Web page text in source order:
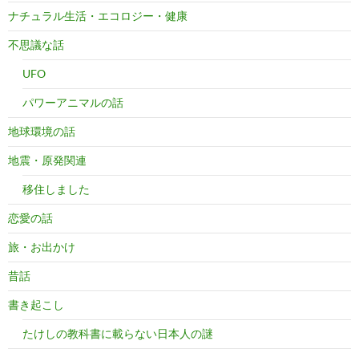
ナチュラル生活・エコロジー・健康
不思議な話
UFO
パワーアニマルの話
地球環境の話
地震・原発関連
移住しました
恋愛の話
旅・お出かけ
昔話
書き起こし
たけしの教科書に載らない日本人の謎